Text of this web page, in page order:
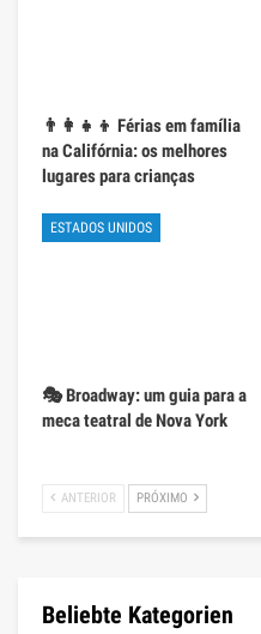
👨‍👩‍👧‍👦 Férias em família
na Califórnia: os melhores
lugares para crianças
ESTADOS UNIDOS
🎭 Broadway: um guia para a
meca teatral de Nova York
ANTERIOR PRÓXIMO
Beliebte Kategorien